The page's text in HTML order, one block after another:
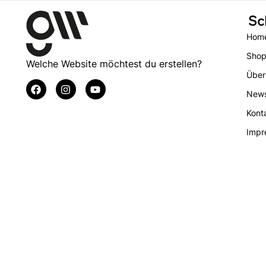
Welche Website möchtest du erstellen?